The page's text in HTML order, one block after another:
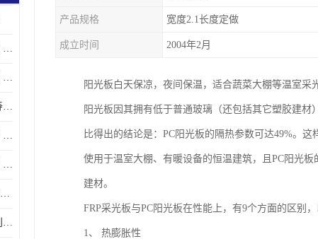
神龙谷 预制光伏支架水泥墩 抗震性能优
神龙 光伏支架螺栓紧固方案 土地利用率高
神龙谷 光伏支架费用 使用寿命长
神龙 山地光伏支架快速找平 抗风耐压
神龙 光伏支架扭矩系数检测 适应性强
神龙谷 德州辉耀光伏支架有限公司 材质多样
神龙谷 光伏支架甘肃 土地利用率高
产品规格 宽度2.1长度定做
成立时间 2004年2月
阳光板白天保凉，夜间保温，适合蔬菜大棚等温室采
阳光板因其拥有低于普通玻璃（还包括其它塑胶建
比得出的结论是：PC阳光板的隔热参数可达49%。
使用于温室大棚、有暖设备的恒温建筑，且PC阳光
建材。
FRP采光板与PC阳光板在性能上，有9个方面的区别，
1、 热膨胀性